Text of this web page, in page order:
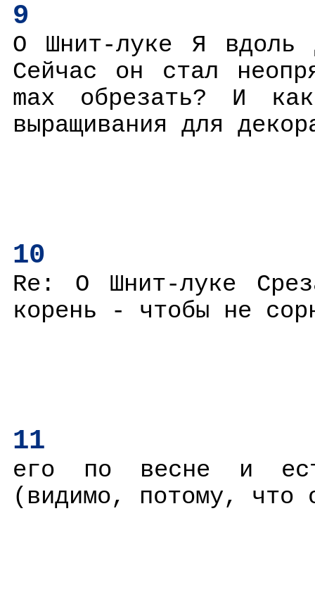
9
О Шнит-луке Я вдоль
Сейчас он стал
max обрезать? И
выращивания для
10
Re: О Шнит-луке
корень - чтобы не
11
его по весне и
(видимо, потому, что